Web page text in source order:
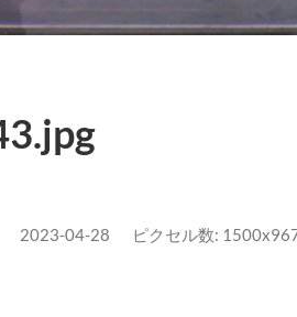
2023-04-28 ピクセル数: